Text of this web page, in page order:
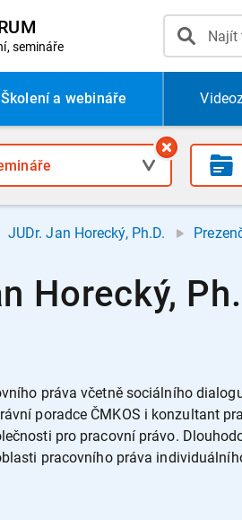
semináře
Školení a webináře
JUDr. Jan Horecký, Ph.D.
Horecký,
práva včetně sociálního
poradce ČMKOS i konzultant
pro pracovní právo.
pracovního práva